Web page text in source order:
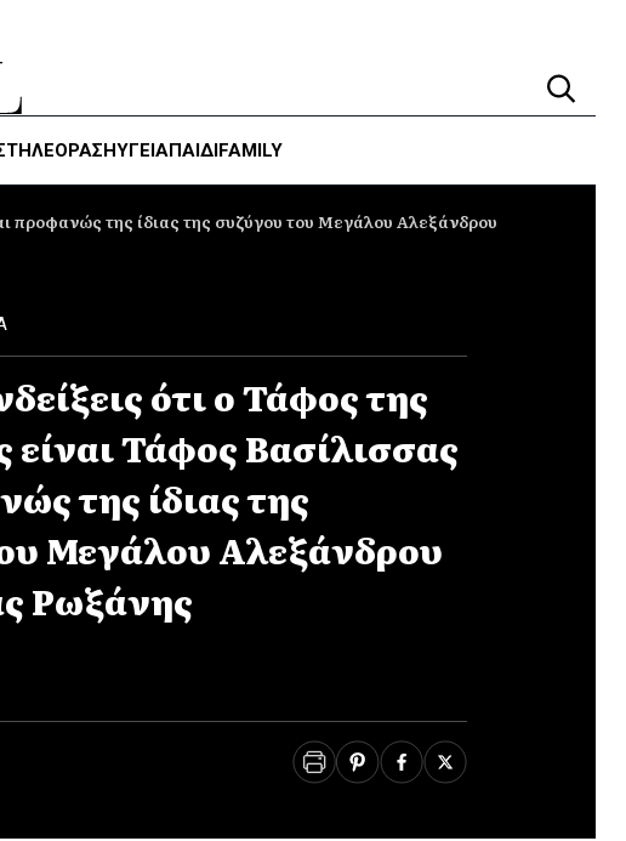
ΤΗΛΕΌΡΑΣΗΥΓΕΊΑΠΑΙΔΙFAMILY
προφανώς της ίδιας της συζύγου του Μεγάλου Αλεξάνδρου
ότι ο Τάφος της
Τάφος Βασίλισσας
της ίδιας της
Μεγάλου Αλεξάνδρου
Ρωξάνης